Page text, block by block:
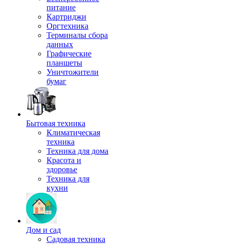
питание
Картриджи
Оргтехника
Терминалы сбора
данных
Графические
планшеты
Уничтожители
бумаг
Бытовая техника
Климатическая
техника
Техника для дома
Красота и
здоровье
Техника для
кухни
Дом и сад
Садовая техника